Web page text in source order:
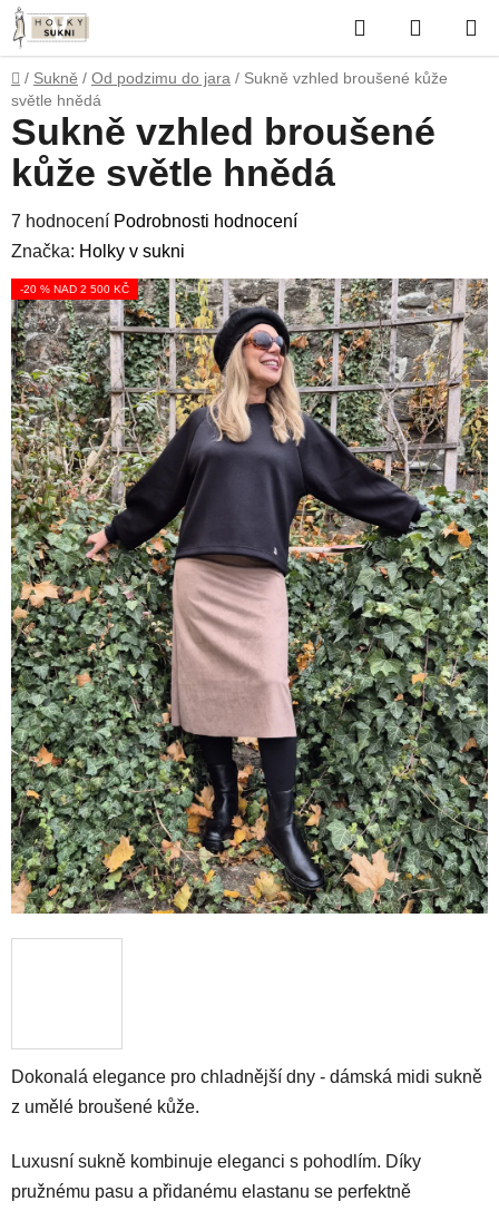
Přejít
na
obsah
Hledat
KOŠÍK
Domů
/ Sukně / Od podzimu do jara / Sukně vzhled broušené kůže
světle hnědá
Dokonalá elegance pro chladnější dny - dámská midi sukně
z umělé broušené kůže.
Luxusní sukně kombinuje eleganci s pohodlím. Díky
pružnému pasu a přidanému elastanu se perfektně
Sukně vzhled broušené
kůže světle hnědá
Průměrné
hodnocení
produktu
je
4,1
z
5
hvězdiček.
7 hodnocení Podrobnosti hodnocení
Značka: Holky v sukni
-20 % NAD 2 500 KČ